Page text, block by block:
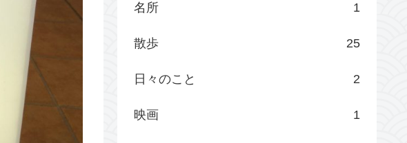
名所 1
散歩 25
日々のこと 2
映画 1